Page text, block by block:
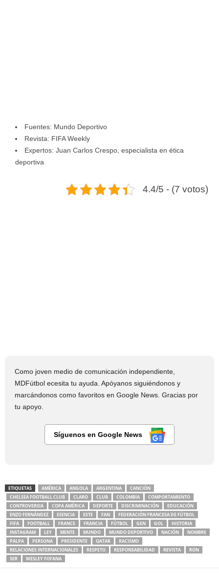
Fuentes: Mundo Deportivo
Revista: FIFA Weekly
Expertos: Juan Carlos Crespo, especialista en ética
deportiva
4.4/5 - (7 votos)
Como joven medio de comunicación independiente,
MDFútbol ecesita tu ayuda. Apóyanos siguiéndonos y
marcándonos como favoritos en Google News. Gracias por
tu apoyo.
Síguenos en Google News
ETIQUETAS AMÉRICA ANGOLA ARGENTINA
CANCIÓN
CHELSEA FOOTBALL CLUB
CLARO CLUB COLOMBIA
COMPORTAMIENTO
CONTROVERSIA
COPA AMÉRICA DEPORTE DISCRIMINACIÓN
EDUCACIÓN
ENZO FERNÁNDEZ
ESENCIA ESTE FAN
FEDERACIÓN FRANCESA DE FÚTBOL
FIFA
FOOTBALL FRANCE FRANCIA FÚTBOL GEN GOL
HISTORIA
INSTAGRAM
LEY MENTE MUNDO MUNDO DEPORTIVO NACIÓN
NOMBRE
PALPA
PERSONA PRESIDENTE QATAR
RACISMO
RELACIONES INTERNACIONALES
RESPETO RESPONSABILIDAD REVISTA
RON
SER
WESLEY FOFANA